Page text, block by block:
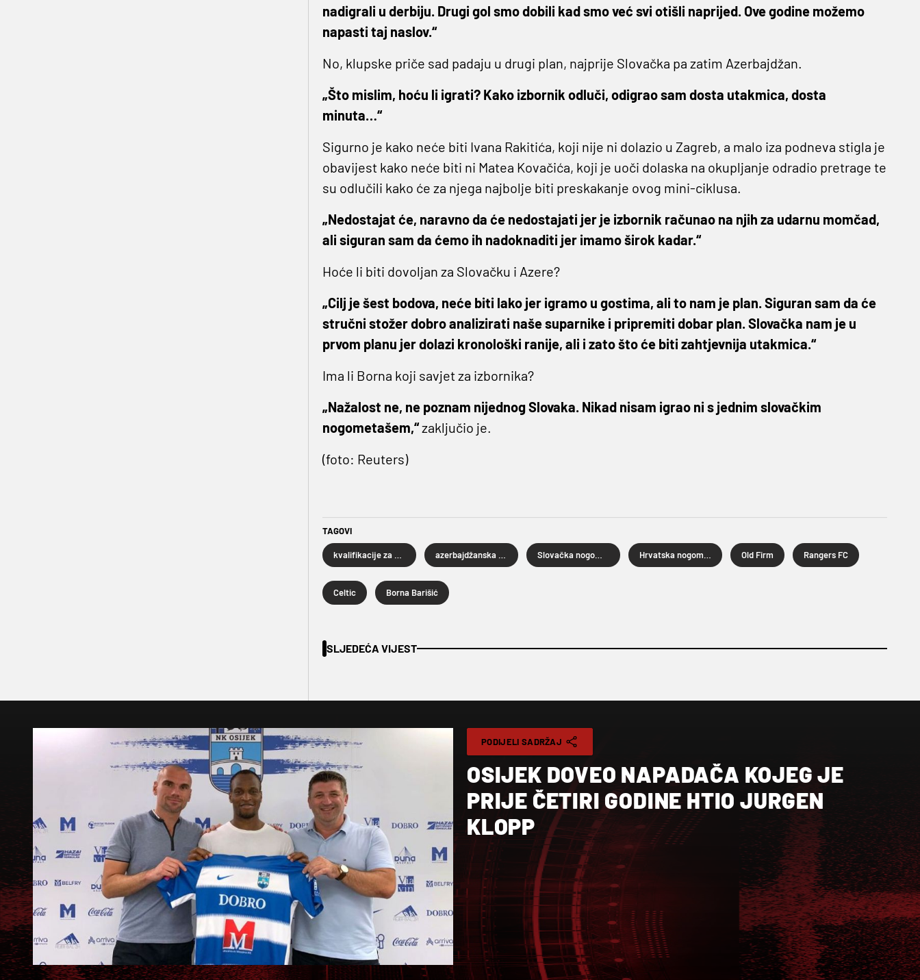
nadigrali u derbiju. Drugi gol smo dobili kad smo već svi otišli naprijed. Ove godine možemo
napasti taj naslov.“
No, klupske priče sad padaju u drugi plan, najprije Slovačka pa zatim Azerbajdžan.
„Što mislim, hoću li igrati? Kako izbornik odluči, odigrao sam dosta utakmica, dosta
minuta…“
Sigurno je kako neće biti Ivana Rakitića, koji nije ni dolazio u Zagreb, a malo iza podneva stigla je
obavijest kako neće biti ni Matea Kovačića, koji je uoči dolaska na okupljanje odradio pretrage te
su odlučili kako će za njega najbolje biti preskakanje ovog mini-ciklusa.
„Nedostajat će, naravno da će nedostajati jer je izbornik računao na njih za udarnu momčad,
ali siguran sam da ćemo ih nadoknaditi jer imamo širok kadar.“
Hoće li biti dovoljan za Slovačku i Azere?
„Cilj je šest bodova, neće biti lako jer igramo u gostima, ali to nam je plan. Siguran sam da će
stručni stožer dobro analizirati naše suparnike i pripremiti dobar plan. Slovačka nam je u
prvom planu jer dolazi kronološki ranije, ali i zato što će biti zahtjevnija utakmica.“
Ima li Borna koji savjet za izbornika?
„Nažalost ne, ne poznam nijednog Slovaka. Nikad nisam igrao ni s jednim slovačkim
nogometašem,“zaključio je.
(foto: Reuters)
TAGOVI
kvalifikacije za Europsko prvenstvo 2020 azerbajdžanska nogometna reprezentacija Slovačka nogometna reprezentacija Hrvatska nogometna reprezentacija Old Firm Rangers FC
Celtic Borna Barišić
SLJEDEĆA VIJEST
PODIJELI SADRŽAJ
OSIJEK DOVEO NAPADAČA KOJEG JE
PRIJE ČETIRI GODINE HTIO JURGEN
KLOPP